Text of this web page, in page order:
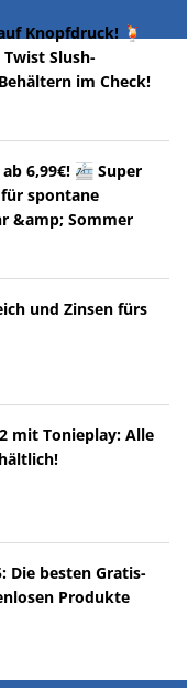
Knopfdruck! 🍹
Twist Slush-
im Check!
6,99€! 🚈 Super
spontane
&amp; Sommer
und Zinsen fürs
mit Tonieplay: Alle
Die besten Gratis-
Produkte